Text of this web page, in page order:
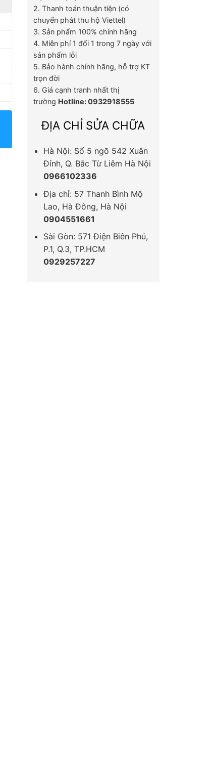
2. Thanh toán thuận tiện (có
chuyển phát thu hộ Viettel)
3. Sản phẩm 100% chính hãng
4. Miễn phí 1 đổi 1 trong 7 ngày với
sản phẩm lỗi
5. Bảo hành chính hãng, hỗ trợ KT
trọn đời
6. Giá cạnh tranh nhất thị
trường Hotline: 0932918555
ĐỊA CHỈ SỬA CHỮA
Hà Nội: Số 5 ngõ 542 Xuân
Đỉnh, Q. Bắc Từ Liêm Hà Nội
0966102336
Địa chỉ: 57 Thanh Bình Mộ
Lao, Hà Đông, Hà Nội
0904551661
Sài Gòn: 571 Điện Biên Phủ,
P.1, Q.3, TP.HCM
0929257227